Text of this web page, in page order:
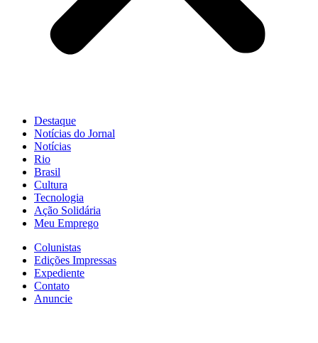
Destaque
Notícias do Jornal
Notícias
Rio
Brasil
Cultura
Tecnologia
Ação Solidária
Meu Emprego
Colunistas
Edições Impressas
Expediente
Contato
Anuncie